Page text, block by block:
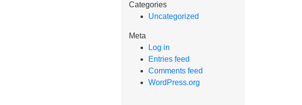
Categories
Uncategorized
Meta
Log in
Entries feed
Comments feed
WordPress.org